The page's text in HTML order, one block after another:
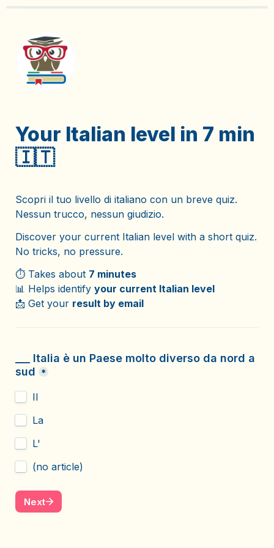
Your Italian level in 7 min
🇮🇹
Scopri il tuo livello di italiano con un breve quiz.
Nessun trucco, nessun giudizio.
Discover your current Italian level with a short quiz.
No tricks, no pressure.
⏱️ Takes about 7 minutes
📊 Helps identify your current Italian level
📩 Get your result by email
___ Italia è un Paese molto diverso da nord a
sud
*
Il
La
L'
(no article)
Next